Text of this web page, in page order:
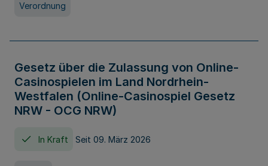
Verordnung
Gesetz über die Zulassung von Online-
Casinospielen im Land Nordrhein-
Westfalen (Online-Casinospiel Gesetz
NRW - OCG NRW)
In Kraft Seit 09. März 2026